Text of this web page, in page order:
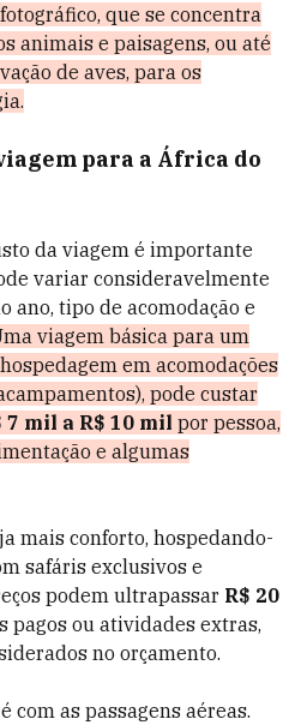
que se concentra
animais e paisagens, ou até
de aves, para os
para a África do
da viagem é importante
variar consideravelmente
ano, tipo de acomodação e
viagem básica para um
em acomodações
pode custar
mil a R$ 10 mil por pessoa,
e algumas
mais conforto, hospedando-
safáris exclusivos e
podem ultrapassar R$ 20
pagos ou atividades extras,
no orçamento.
com as passagens aéreas.